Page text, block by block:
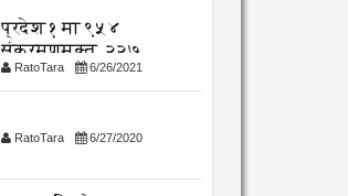
01 Aug
2026
प्रदेश १ मा ९५४
संक्रमणमुक्त, २२७
संक्रमित थपिए
RatoTara 6/26/2021
RatoTara 6/27/2020